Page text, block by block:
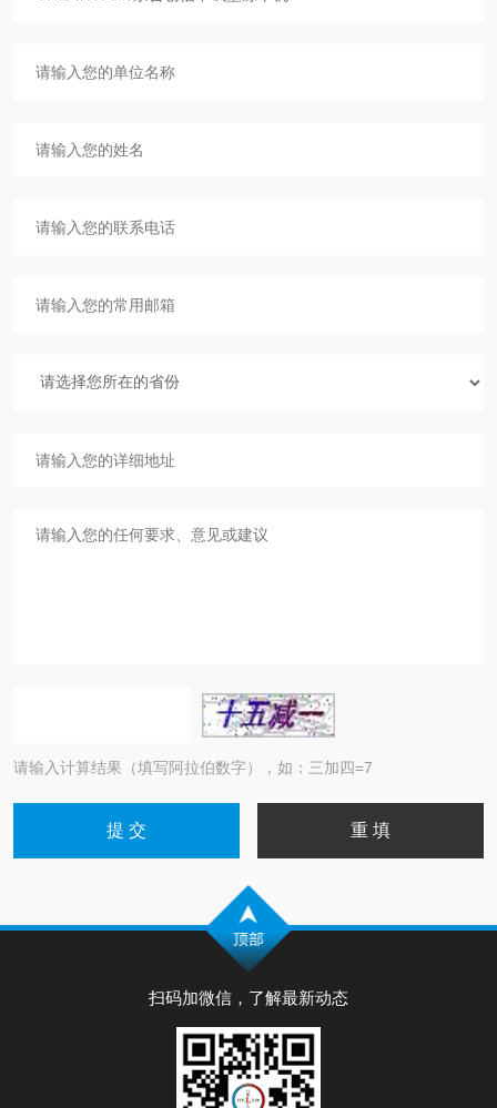
请输入计算结果（填写阿拉伯数字），如：三加四=7
扫码加微信，了解最新动态